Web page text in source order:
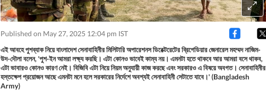
Published on May 27, 2025 12:04 pm IST
এই আবহে পুশব্যাক নিয়ে বাংলাদেশ সেনাবাহিনীর মিলিটারি অপারেশনস ডিরেক্টরেটের ব্রিগেডিয়ার জেনারেল মহম্মদ নাজিম-
উদ-দৌলা বলেন, 'পুশ-ইন আমরা লক্ষ্য করছি। এটা কোনও ভাবেই কাম্য নয়। এমনটা হতে থাকবে আর আমরা বসে থাকব,
এটা ভাবারও কোনও কারণ নেই। বিজিবি এটা নিয়ে নিয়ম অনুযায়ী কাজ করছে এবং সরকারও এ বিষয়ে অবগত। সেনাবাহিনীর
হস্তক্ষেপ প্রয়োজন আছে এমনটা মনে হলে সরকারের নির্দেশে অবশ্যই সেনাবাহিনী সেটাতে যাবে।' (Bangladesh
Army)